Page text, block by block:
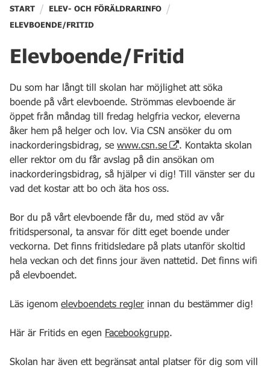
START / ELEV- OCH FÖRÄLDRARINFO /
ELEVBOENDE/FRITID
Elevboende/Fritid
Du som har långt till skolan har möjlighet att söka
boende på vårt elevboende. Strömmas elevboende är
öppet från måndag till fredag helgfria veckor, eleverna
åker hem på helger och lov. Via CSN ansöker du om
inackorderingsbidrag, se www.csn.se
. Kontakta skolan
eller rektor om du får avslag på din ansökan om
inackorderingsbidrag, så hjälper vi dig! Till vänster ser du
vad det kostar att bo och äta hos oss.
Bor du på vårt elevboende får du, med stöd av vår
fritidspersonal, ta ansvar för ditt eget boende under
veckorna. Det finns fritidsledare på plats utanför skoltid
hela veckan och det finns jour även nattetid. Det finns wifi
på elevboendet.
Läs igenom elevboendets regler innan du bestämmer dig!
Här är Fritids en egen Facebookgrupp.
Skolan har även ett begränsat antal platser för dig som vill